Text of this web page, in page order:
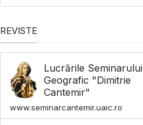
REVISTE
Lucrările Seminarului
Geografic "Dimitrie
Cantemir"
www.seminarcantemir.uaic.ro